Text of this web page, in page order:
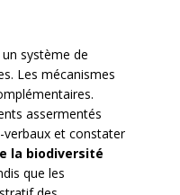
système de
Les mécanismes
assermentés
verbaux et constater
la biodiversité
que les